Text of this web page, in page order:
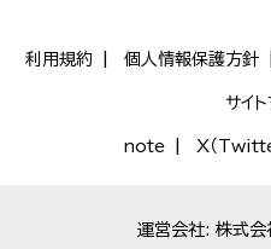
利用規約 個人情報保護方針
サイ
note X（
運営会社: 株式会